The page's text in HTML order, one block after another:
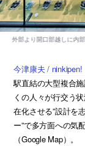
今津康夫 / ninkipen!
駅直結の大型複合
くの人々が行交う
在化させる”設計を
ー”で多方面への気
（Google Map）。